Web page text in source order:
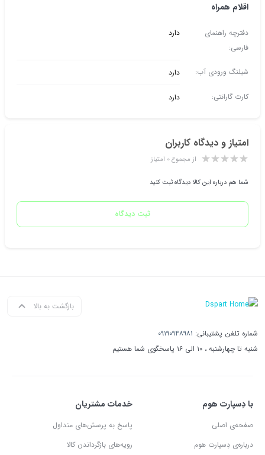
اقلام همراه
دفترچه راهنمای
فارسی:
دارد
شیلنگ ورودی آب: دارد
کارت گارانتی: دارد
امتیاز و دیدگاه کاربران
از مجموع ۰ امتیاز
شما هم درباره این کالا دیدگاه ثبت کنید
ثبت دیدگاه
بازگشت به بالا
شماره تلفن پشتیبانی: ۰۹۱۹۰۹۴۸۹۸۱
شنبه تا چهارشنبه ، ۱۰ الی ۱۶ پاسخگوی شما هستیم
با دِسپارت هوم
صفحه‌ی اصلی
درباره‌ی دِسپارت هوم
خدمات مشتریان
پاسخ به پرسش‌های متداول
رویه‌های بازگرداندن کالا